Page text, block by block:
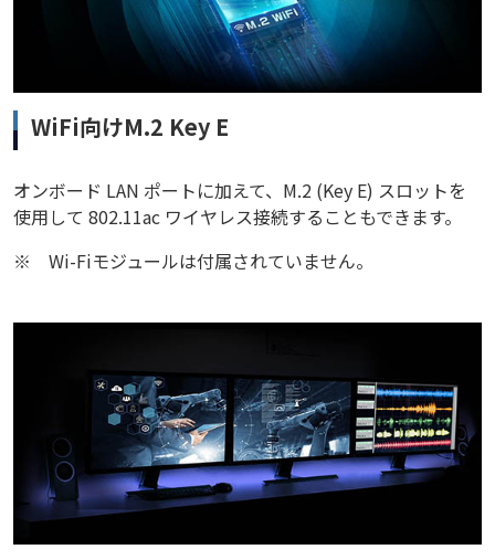
WiFi向けM.2 Key E
オンボード LAN ポートに加えて、M.2 (Key E) スロットを
使用して 802.11ac ワイヤレス接続することもできます。
※
Wi-Fiモジュールは付属されていません。